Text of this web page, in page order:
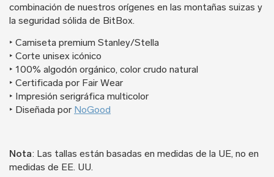
combinación de nuestros orígenes en las montañas suizas y
la seguridad sólida de BitBox.
‣ Camiseta premium Stanley/Stella
‣ Corte unisex icónico
‣ 100% algodón orgánico, color crudo natural
‣ Certificada por Fair Wear
‣ Impresión serigráfica multicolor
‣ Diseñada por NoGood
Nota: Las tallas están basadas en medidas de la UE, no en
medidas de EE. UU.